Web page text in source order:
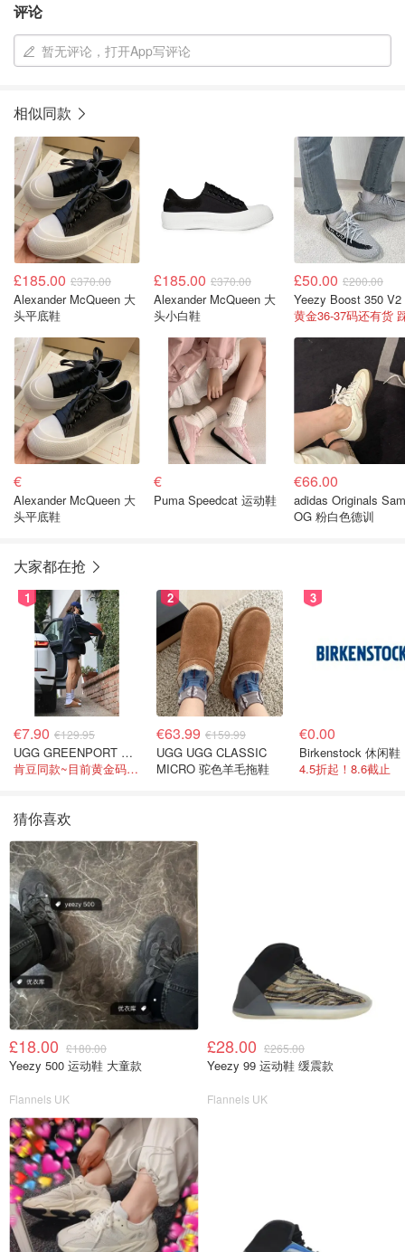
评论
暂无评论，打开App写评论
相似同款
£185.00 £370.00
Alexander McQueen 大
头平底鞋
£185.00 £370.00
Alexander McQueen 大
头小白鞋
£50.00 £200.00
€
Alexander McQueen 大
头平底鞋
€
Puma Speedcat 运动鞋
€66.00
adidas Originals Samba
OG 粉白色德训
大家都在抢
1
€7.90 €129.95
UGG GREENPORT 室内拖鞋 棕色
肯豆同款~目前黄金码都在
2
€63.99 €159.99
UGG UGG CLASSIC
MICRO 驼色羊毛拖鞋
3
€0.00
Birkenstock 休闲鞋
4.5折起！8.6截止
猜你喜欢
£18.00 £180.00
Yeezy 500 运动鞋 大童款
Flannels UK
£28.00 £265.00
Yeezy 99 运动鞋 缓震款
Flannels UK